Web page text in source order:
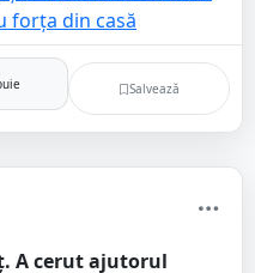
Salvează
A cerut ajutorul